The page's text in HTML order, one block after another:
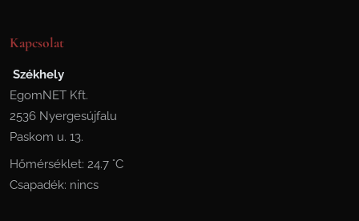
Kapcsolat
Székhely
EgomNET Kft.
2536 Nyergesújfalu
Paskom u. 13.
Hőmérséklet: 24.7 °C
Csapadék: nincs